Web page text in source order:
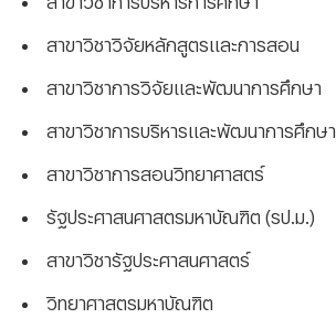
สาขาวิชาวิจัยหลักสูตรและการสอน
สาขาวิชาการวิจัยและพัฒนาการศึกษา
สาขาวิชาการบริหารและพัฒนาการศึกษา
สาขาวิชาการสอนวิทยาศาสตร์
รัฐประศาสนศาสตรมหาบัณฑิต (รป.ม.)
สาขาวิชารัฐประศาสนศาสตร์
วิทยาศาสตรมหาบัณฑิต